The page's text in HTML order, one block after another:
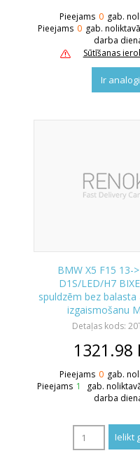
Pieejams 0 gab.
Pieejams 0 gab.
darba
Sūtīšanas
Ir analogi
BMW X5 F15 13-
D1S/LED/H7
spuldzēm bez balasta
izgaismošanu
Detaļas kods:
1321.98
Pieejams 0 gab.
Pieejams 1
gab.
darba